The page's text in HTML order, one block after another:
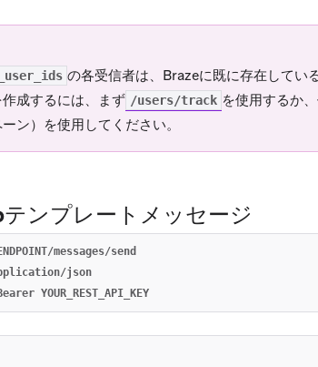
の各受信者は、Brazeに既に存在してい
成するには、まず /users/track を使用するか
ン）を使用してください。
ンプレートメッセージ
messages/send
json